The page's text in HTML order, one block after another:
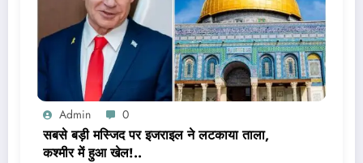
Admin 0
सबसे बड़ी मस्जिद पर इजराइल ने लटकाया ताला,
कश्मीर में हुआ खेल!..